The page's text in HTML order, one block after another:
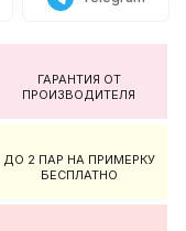
ГАРАНТИЯ ОТ
ПРОИЗВОДИТЕЛЯ
ДО 2 ПАР НА ПРИМЕРКУ
БЕСПЛАТНО